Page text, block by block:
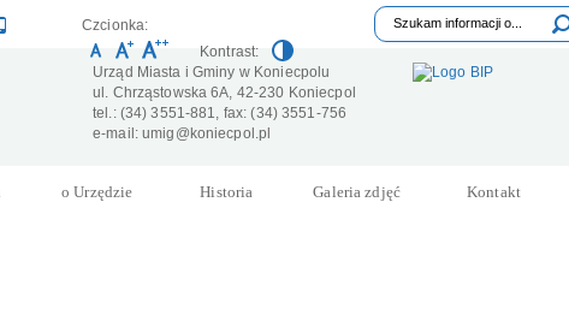
Czcionka:
Kontrast:
Wyszukiwarka
Tutaj wpisz szukaną frazę:
Urząd Miasta i Gminy w Koniecpolu
ul. Chrząstowska 6A, 42-230 Koniecpol
tel.: (34) 3551-881, fax: (34) 3551-756
e-mail: umig@koniecpol.pl
o Urzędzie Historia Galeria zdjęć Kontakt